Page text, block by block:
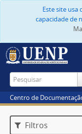
Este site usa
capacidade de
Centro de
Filtros